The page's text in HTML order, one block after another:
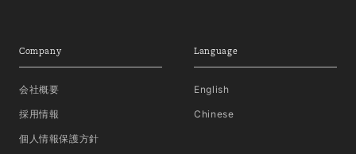
Company
会社概要
採用情報
個人情報保護方針
Language
English
Chinese